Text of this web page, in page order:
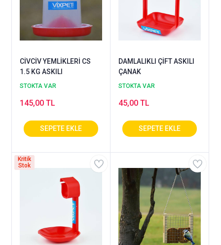
CİVCİV YEMLİKLERİ CS
1.5 KG ASKILI
STOKTA VAR
145,00 TL
DAMLALIKLI ÇİFT ASKILI
ÇANAK
STOKTA VAR
45,00 TL
Kritik
Stok